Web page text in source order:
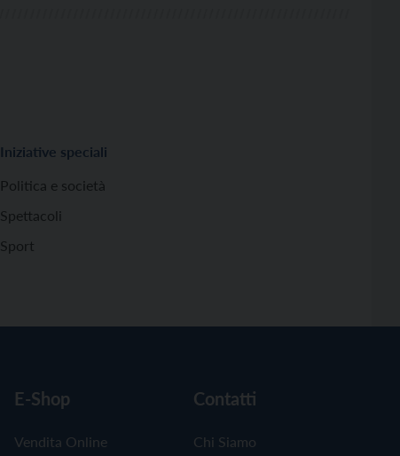
Iniziative speciali
Politica e società
Spettacoli
Sport
E-Shop
Vendita Online
Contatti
Chi Siamo